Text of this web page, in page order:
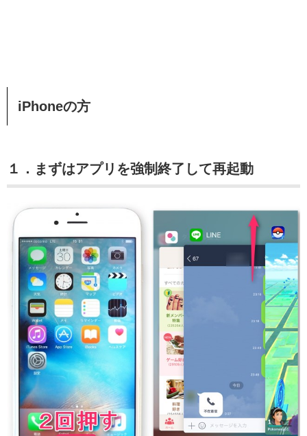
iPhoneの方
１．まずはアプリを強制終了して再起動